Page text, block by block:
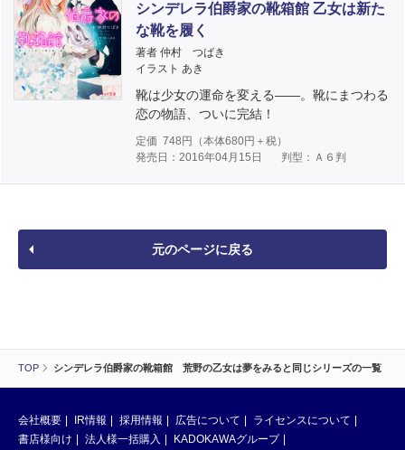
TOP シンデレラ伯爵家の靴箱館 荒野の乙女は夢をみると同じシリーズの一覧
シンデレラ伯爵家の靴箱館 乙女は新た
な靴を履く
著者 仲村 つばき
イラスト あき
靴は少女の運命を変える――。靴にまつわる
恋の物語、ついに完結！
定価 748 円（本体680円＋税）
発売日：2016年04月15日
判型：Ａ６判
元のページに戻る
会社概要 IR情報 採用情報 広告について
ライセンスについて
書店様向け
法人様一括購入 KADOKAWAグループ